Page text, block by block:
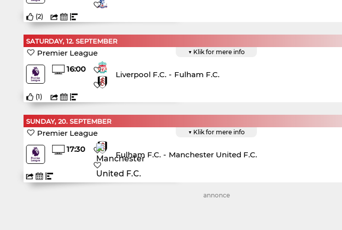
(2)
SATURDAY, 12. SEPTEMBER
▼ Klik for mere info
Premier League
16:00
Liverpool F.C. - Fulham F.C.
(1)
SUNDAY, 20. SEPTEMBER
▼ Klik for mere info
Premier League
17:30
Fulham F.C. - Manchester United F.C.
annonce